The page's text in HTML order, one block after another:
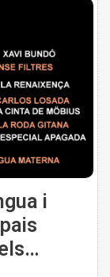
Ràdio
i